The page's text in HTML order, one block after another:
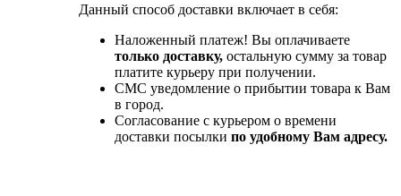
Данный способ доставки включает в себя:
Наложенный платеж! Вы оплачиваете
только доставку, остальную сумму за товар
платите курьеру при получении.
СМС уведомление о прибытии товара к Вам
в город.
Согласование с курьером о времени
доставки посылки по удобному Вам адресу.